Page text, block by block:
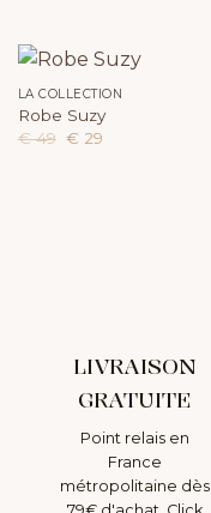
LA COLLECTION
Robe Suzy
€49 Le
€ 29Le
LIVRAISON
GRATUITE
Point relais en
France
métropolitaine dès